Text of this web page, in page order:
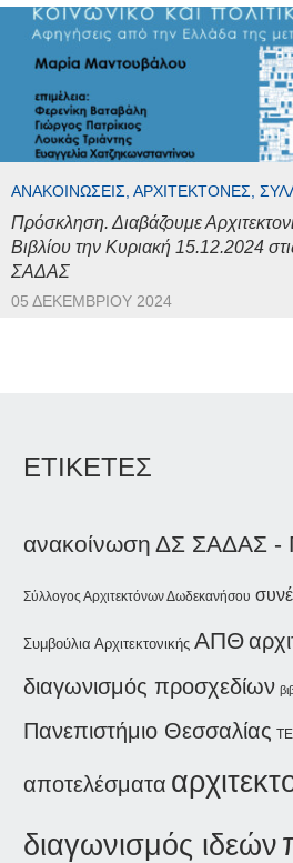
ΑΝΑΚΟΙΝΏΣΕΙΣ, ΑΡΧΙΤΈΚΤΟΝΕΣ,
Πρόσκληση. Διαβάζουμε
Βιβλίου την Κυριακή 15.12.2024
ΣΑΔΑΣ
05 ΔΕΚΕΜΒΡΊΟΥ 2024
ΕΤΙΚΕΤΕΣ
ανακοίνωση ΔΣ ΣΑΔΑΣ -
Σύλλογος Αρχιτεκτόνων Δωδεκανήσου
Συμβούλια Αρχιτεκτονικής ΑΠΘ
διαγωνισμός προσχεδίων
Πανεπιστήμιο Θεσσαλίας
αποτελέσματα
διαγωνισμός ιδεών